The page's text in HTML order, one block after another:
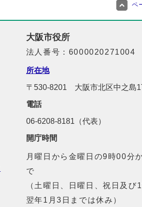
ペ
大阪市役所
法人番号：6000020271004
所在地
〒530-8201 大阪市北区中之島1
電話
06-6208-8181（代表）
開庁時間
月曜日から金曜日の9時00分
で
（土曜日、日曜日、祝日及び
翌年1月3日までは休み）